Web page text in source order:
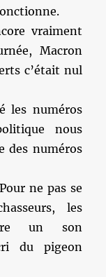
vraiment
Macron
c’était nul
les numéros
nous
des numéros
ne pas se
les
un son
du pigeon